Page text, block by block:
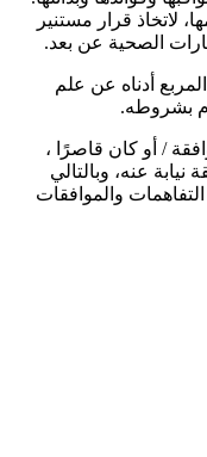
لاتخاذ قرار مستنير
الصحية عن بعد.
أدناه عن علم
بشروطه.
/ أو كان قاصرًا ،
عنه، وبالتالي
والموافقات